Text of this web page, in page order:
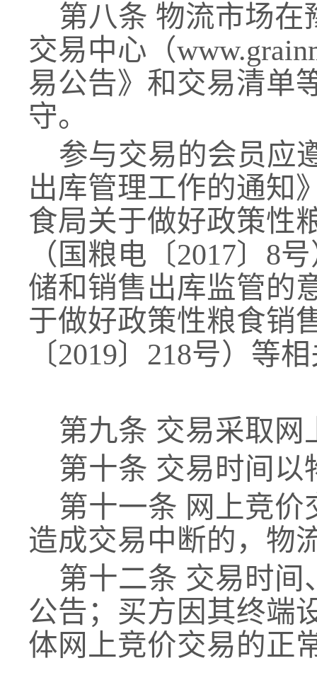
第八条 物流市场在
交易中心（
易公告》和交易清单
守。
参与交易的会员应
出库管理工作的通知
食局关于做好政策性
（国粮电〔2017〕8
储和销售出库监管的
于做好政策性粮食销
〔2019〕218号）等
第九条 交易采取网
第十条 交易时间以
第十一条 网上竞价
造成交易中断的，物
第十二条 交易时间
公告；买方因其终端
体网上竞价交易的正